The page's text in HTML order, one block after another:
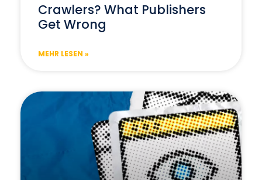
Crawlers? What Publishers
Get Wrong
MEHR LESEN »